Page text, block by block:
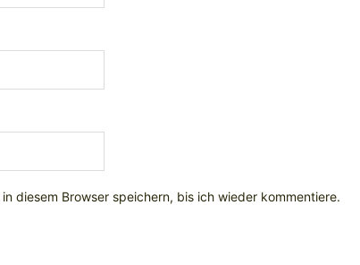
diesem Browser speichern, bis ich wieder kommentiere.